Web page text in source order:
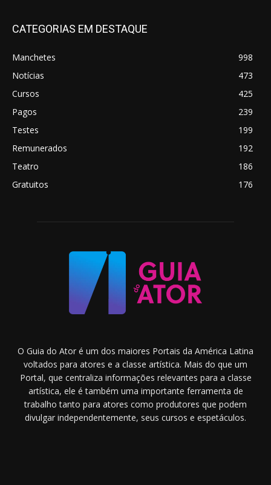
CATEGORIAS EM DESTAQUE
Manchetes
998
Notícias
473
Cursos
425
Pagos
239
Testes
199
Remunerados
192
Teatro
186
Gratuitos
176
O Guia do Ator é um dos maiores Portais da América Latina
voltados para atores e a classe artística. Mais do que um
Portal, que centraliza informações relevantes para a classe
artística, ele é também uma importante ferramenta de
trabalho tanto para atores como produtores que podem
divulgar independentemente, seus cursos e espetáculos.